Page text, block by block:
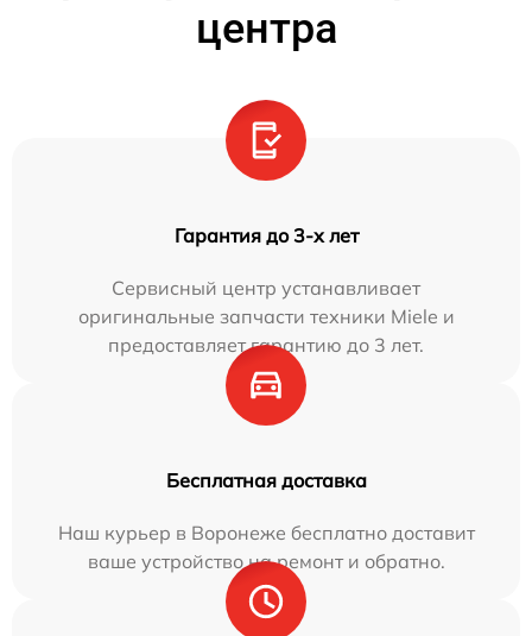
центра
Гарантия до 3-х лет
Сервисный центр устанавливает
оригинальные запчасти техники Miele и
предоставляет гарантию до 3 лет.
Бесплатная доставка
Наш курьер в Воронеже бесплатно доставит
ваше устройство на ремонт и обратно.